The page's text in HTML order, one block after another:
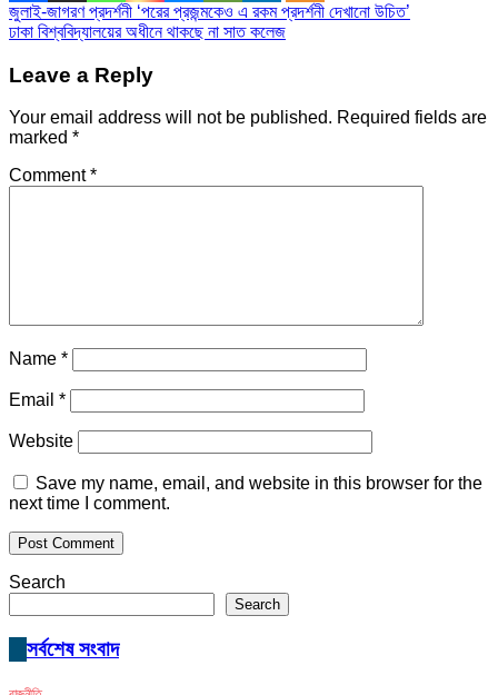
Post
navigation
জুলাই-জাগরণ প্রদর্শনী ‘পরের প্রজন্মকেও এ রকম প্রদর্শনী দেখানো উচিত’
ঢাকা বিশ্ববিদ্যালয়ের অধীনে থাকছে না সাত কলেজ
Leave a Reply
Your email address will not be published. Required fields are
marked *
Comment*
Name *
Email *
Website
Save my name, email, and website in this browser for the
next time I comment.
Search
Search
সর্বশেষ সংবাদ